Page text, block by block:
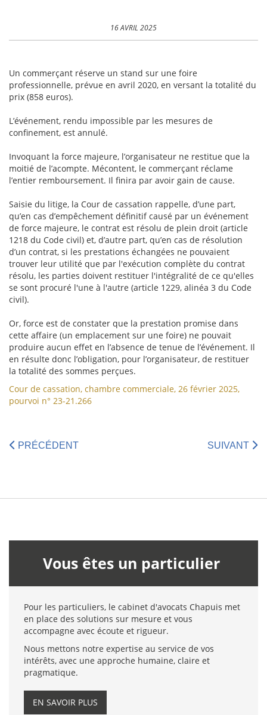
16 AVRIL 2025
Un commerçant réserve un stand sur une foire
professionnelle, prévue en avril 2020, en versant la totalité du
prix (858 euros).
L’événement, rendu impossible par les mesures de
confinement, est annulé.
Invoquant la force majeure, l’organisateur ne restitue que la
moitié de l’acompte. Mécontent, le commerçant réclame
l’entier remboursement. Il finira par avoir gain de cause.
Saisie du litige, la Cour de cassation rappelle, d’une part,
qu’en cas d’empêchement définitif causé par un événement
de force majeure, le contrat est résolu de plein droit (article
1218 du Code civil) et, d’autre part, qu’en cas de résolution
d’un contrat, si les prestations échangées ne pouvaient
trouver leur utilité que par l'exécution complète du contrat
résolu, les parties doivent restituer l'intégralité de ce qu'elles
se sont procuré l'une à l'autre (article 1229, alinéa 3 du Code
civil).
Or, force est de constater que la prestation promise dans
cette affaire (un emplacement sur une foire) ne pouvait
produire aucun effet en l’absence de tenue de l’événement. Il
en résulte donc l’obligation, pour l’organisateur, de restituer
la totalité des sommes perçues.
Cour de cassation, chambre commerciale, 26 février 2025,
pourvoi n° 23-21.266
PRÉCÉDENT SUIVANT
Vous êtes un particulier
Pour les particuliers, le cabinet d'avocats Chapuis met
en place des solutions sur mesure et vous
accompagne avec écoute et rigueur.
Nous mettons notre expertise au service de vos
intérêts, avec une approche humaine, claire et
pragmatique.
EN SAVOIR PLUS